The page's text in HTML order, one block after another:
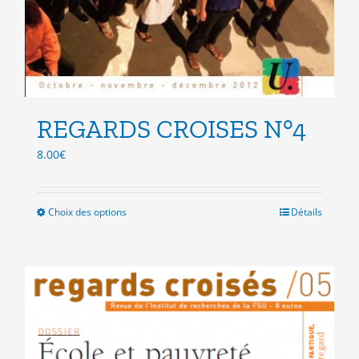
REGARDS CROISES N°4
8.00€
Choix des optionsCe
variations.
Les
être
Détails